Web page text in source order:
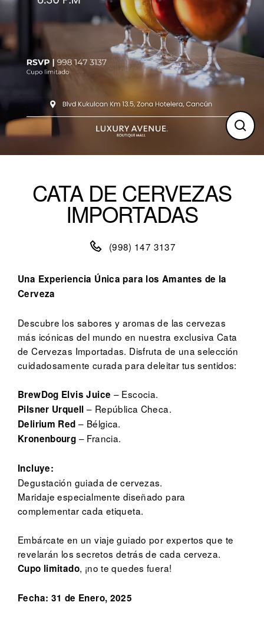
CATA DE CERVEZAS
IMPORTADAS
(998) 147 3137
Una Experiencia Única para los Amantes de la
Cerveza
Descubre los sabores y aromas de las cervezas
más icónicas del mundo en nuestra exclusiva Cata
de Cervezas Importadas. Disfruta de una selección
cuidadosamente curada para deleitar tus sentidos:
BrewDog Elvis Juice – Escocia.
Pilsner Urquell – República Checa.
Delirium Red – Bélgica.
Kronenbourg – Francia.
Incluye:
Degustación guiada de cervezas.
Maridaje especialmente diseñado para
complementar cada etiqueta.
Embárcate en un viaje guiado por expertos que te
revelarán los secretos detrás de cada cerveza.
Cupo limitado, ¡no te quedes fuera!
Fecha: 31 de Enero, 2025